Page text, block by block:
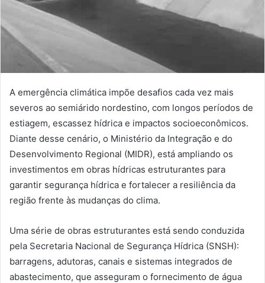
-
l
A emergência climática impõe desafios cada vez mais
severos ao semiárido nordestino, com longos períodos de
estiagem, escassez hídrica e impactos socioeconômicos.
Diante desse cenário, o Ministério da Integração e do
Desenvolvimento Regional (MIDR), está ampliando os
investimentos em obras hídricas estruturantes para
garantir segurança hídrica e fortalecer a resiliência da
região frente às mudanças do clima.
Uma série de obras estruturantes está sendo conduzida
pela Secretaria Nacional de Segurança Hídrica (SNSH):
barragens, adutoras, canais e sistemas integrados de
abastecimento, que asseguram o fornecimento de água